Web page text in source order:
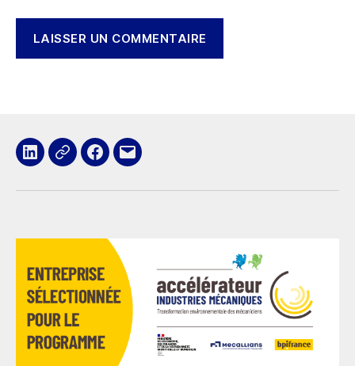
LinkedIn
x Facebook
E-